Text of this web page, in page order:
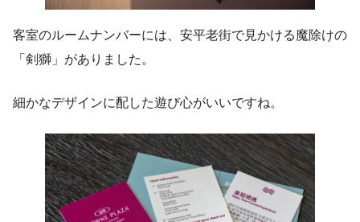
客室のルームナンバーには、安平老街で見かける魔除けの
「剣獅」がありました。
細かなデザインに配した遊び心がいいですね。